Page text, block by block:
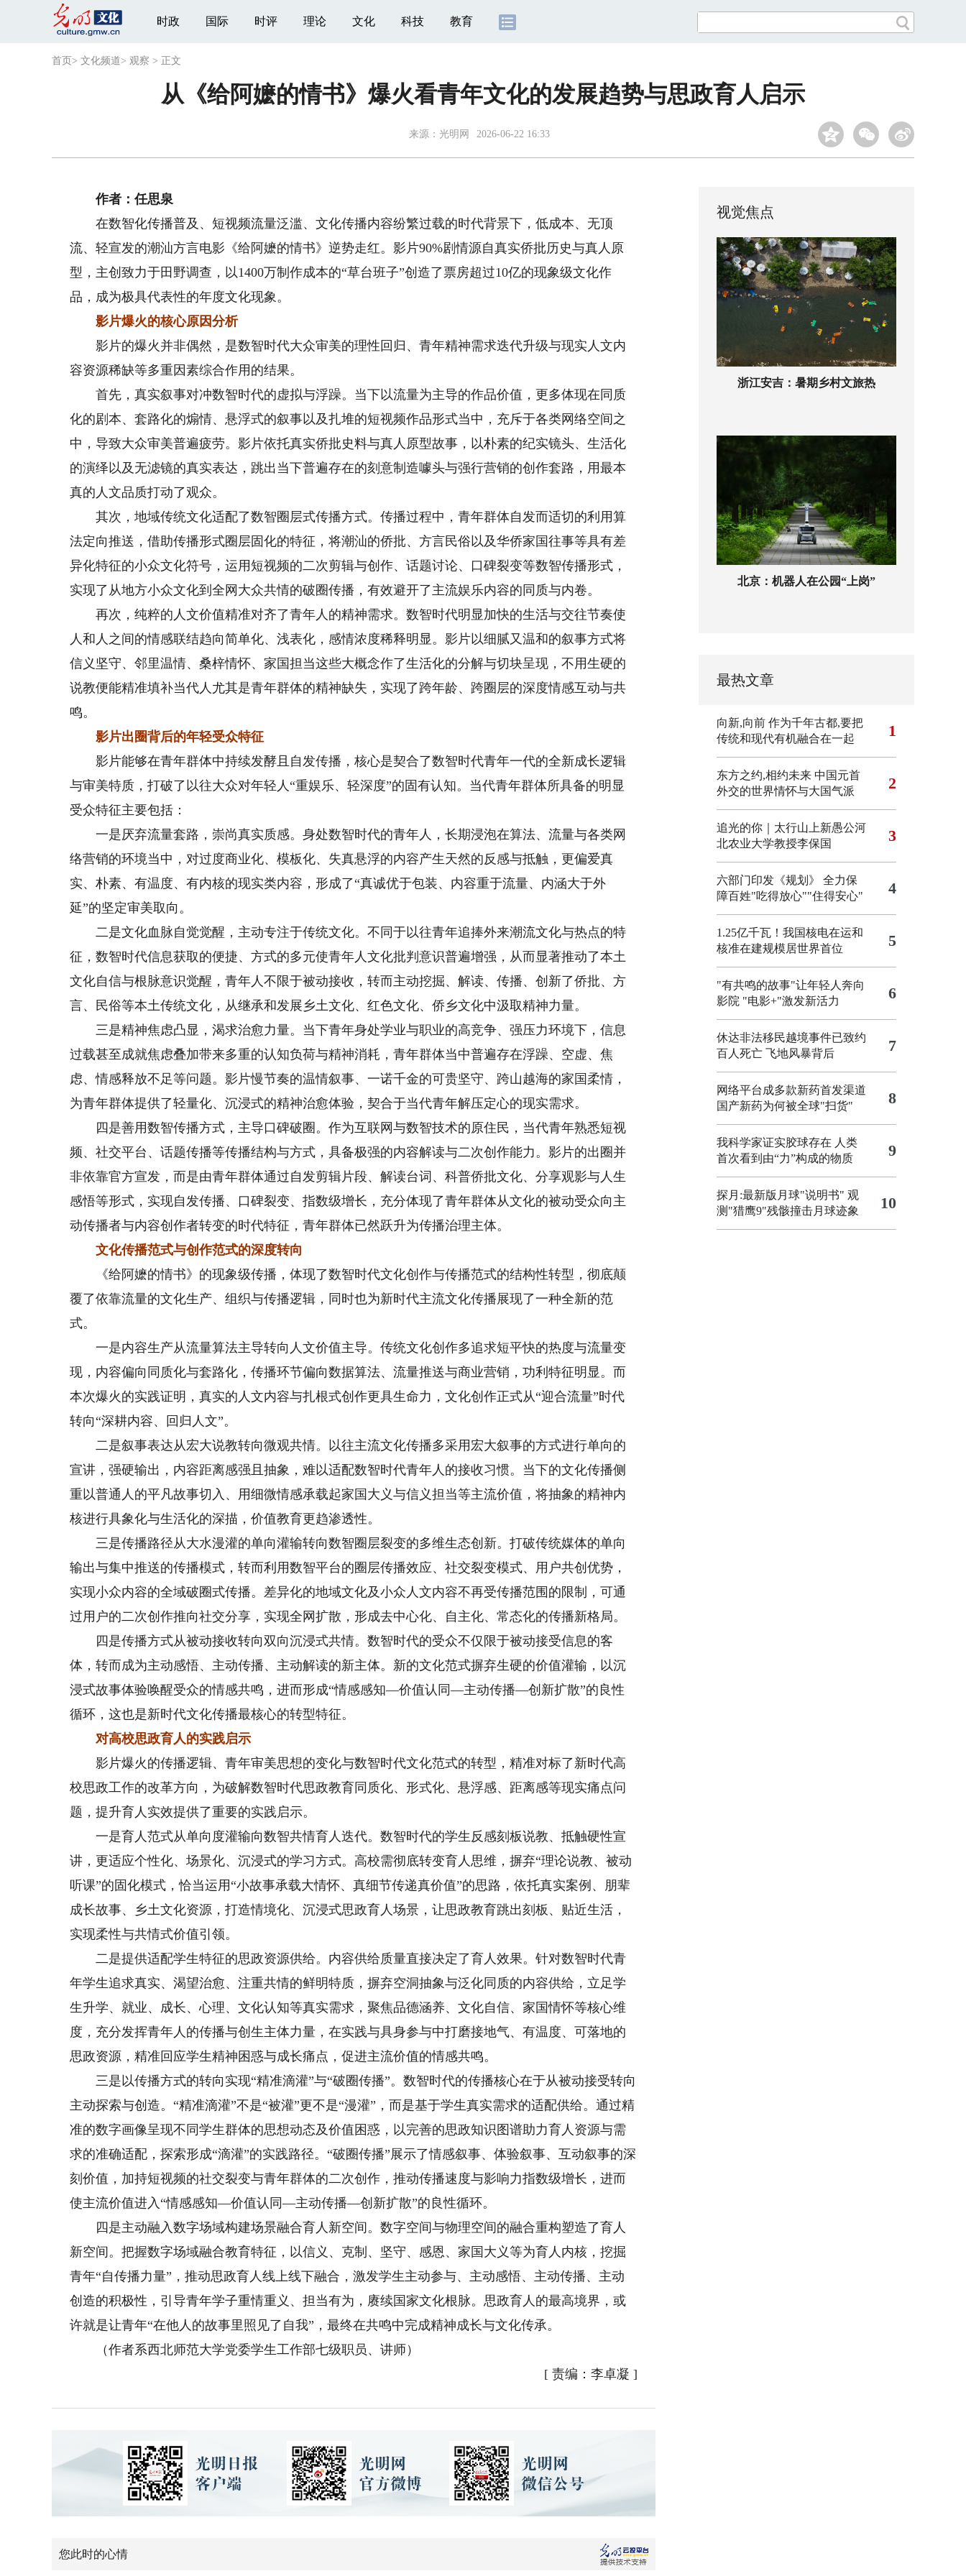
时政 国际 时评 理论 文化 科技 教育
首页 > 文化频道> 观察 > 正文
从《给阿嬷的情书》爆火看青年文化的发展趋势与思政育人启示
来源： 光明网 2026-06-22 16:33
作者：任思泉
在数智化传播普及、短视频流量泛滥、文化传播内容纷繁过载的时代背景下，低成本、无顶
流、轻宣发的潮汕方言电影《给阿嬷的情书》逆势走红。影片90%剧情源自真实侨批历史与真人原
型，主创致力于田野调查，以1400万制作成本的“草台班子”创造了票房超过10亿的现象级文化作
品，成为极具代表性的年度文化现象。
影片爆火的核心原因分析
影片的爆火并非偶然，是数智时代大众审美的理性回归、青年精神需求迭代升级与现实人文内
容资源稀缺等多重因素综合作用的结果。
首先，真实叙事对冲数智时代的虚拟与浮躁。当下以流量为主导的作品价值，更多体现在同质
化的剧本、套路化的煽情、悬浮式的叙事以及扎堆的短视频作品形式当中，充斥于各类网络空间之
中，导致大众审美普遍疲劳。影片依托真实侨批史料与真人原型故事，以朴素的纪实镜头、生活化
的演绎以及无滤镜的真实表达，跳出当下普遍存在的刻意制造噱头与强行营销的创作套路，用最本
真的人文品质打动了观众。
其次，地域传统文化适配了数智圈层式传播方式。传播过程中，青年群体自发而适切的利用算
法定向推送，借助传播形式圈层固化的特征，将潮汕的侨批、方言民俗以及华侨家国往事等具有差
异化特征的小众文化符号，运用短视频的二次剪辑与创作、话题讨论、口碑裂变等数智传播形式，
实现了从地方小众文化到全网大众共情的破圈传播，有效避开了主流娱乐内容的同质与内卷。
再次，纯粹的人文价值精准对齐了青年人的精神需求。数智时代明显加快的生活与交往节奏使
人和人之间的情感联结趋向简单化、浅表化，感情浓度稀释明显。影片以细腻又温和的叙事方式将
信义坚守、邻里温情、桑梓情怀、家国担当这些大概念作了生活化的分解与切块呈现，不用生硬的
说教便能精准填补当代人尤其是青年群体的精神缺失，实现了跨年龄、跨圈层的深度情感互动与共
鸣。
影片出圈背后的年轻受众特征
影片能够在青年群体中持续发酵且自发传播，核心是契合了数智时代青年一代的全新成长逻辑
与审美特质，打破了以往大众对年轻人“重娱乐、轻深度”的固有认知。当代青年群体所具备的明显
受众特征主要包括：
一是厌弃流量套路，崇尚真实质感。身处数智时代的青年人，长期浸泡在算法、流量与各类网
络营销的环境当中，对过度商业化、模板化、失真悬浮的内容产生天然的反感与抵触，更偏爱真
实、朴素、有温度、有内核的现实类内容，形成了“真诚优于包装、内容重于流量、内涵大于外
延”的坚定审美取向。
二是文化血脉自觉觉醒，主动专注于传统文化。不同于以往青年追捧外来潮流文化与热点的特
征，数智时代信息获取的便捷、方式的多元使青年人文化批判意识普遍增强，从而显著推动了本土
文化自信与根脉意识觉醒，青年人不限于被动接收，转而主动挖掘、解读、传播、创新了侨批、方
言、民俗等本土传统文化，从继承和发展乡土文化、红色文化、侨乡文化中汲取精神力量。
三是精神焦虑凸显，渴求治愈力量。当下青年身处学业与职业的高竞争、强压力环境下，信息
过载甚至成就焦虑叠加带来多重的认知负荷与精神消耗，青年群体当中普遍存在浮躁、空虚、焦
虑、情感释放不足等问题。影片慢节奏的温情叙事、一诺千金的可贵坚守、跨山越海的家国柔情，
为青年群体提供了轻量化、沉浸式的精神治愈体验，契合于当代青年解压定心的现实需求。
四是善用数智传播方式，主导口碑破圈。作为互联网与数智技术的原住民，当代青年熟悉短视
频、社交平台、话题传播等传播结构与方式，具备极强的内容解读与二次创作能力。影片的出圈并
非依靠官方宣发，而是由青年群体通过自发剪辑片段、解读台词、科普侨批文化、分享观影与人生
感悟等形式，实现自发传播、口碑裂变、指数级增长，充分体现了青年群体从文化的被动受众向主
动传播者与内容创作者转变的时代特征，青年群体已然跃升为传播治理主体。
文化传播范式与创作范式的深度转向
《给阿嬷的情书》的现象级传播，体现了数智时代文化创作与传播范式的结构性转型，彻底颠
覆了依靠流量的文化生产、组织与传播逻辑，同时也为新时代主流文化传播展现了一种全新的范
式。
一是内容生产从流量算法主导转向人文价值主导。传统文化创作多追求短平快的热度与流量变
现，内容偏向同质化与套路化，传播环节偏向数据算法、流量推送与商业营销，功利特征明显。而
本次爆火的实践证明，真实的人文内容与扎根式创作更具生命力，文化创作正式从“迎合流量”时代
转向“深耕内容、回归人文”。
二是叙事表达从宏大说教转向微观共情。以往主流文化传播多采用宏大叙事的方式进行单向的
宣讲，强硬输出，内容距离感强且抽象，难以适配数智时代青年人的接收习惯。当下的文化传播侧
重以普通人的平凡故事切入、用细微情感承载起家国大义与信义担当等主流价值，将抽象的精神内
核进行具象化与生活化的深描，价值教育更趋渗透性。
三是传播路径从大水漫灌的单向灌输转向数智圈层裂变的多维生态创新。打破传统媒体的单向
输出与集中推送的传播模式，转而利用数智平台的圈层传播效应、社交裂变模式、用户共创优势，
实现小众内容的全域破圈式传播。差异化的地域文化及小众人文内容不再受传播范围的限制，可通
过用户的二次创作推向社交分享，实现全网扩散，形成去中心化、自主化、常态化的传播新格局。
四是传播方式从被动接收转向双向沉浸式共情。数智时代的受众不仅限于被动接受信息的客
体，转而成为主动感悟、主动传播、主动解读的新主体。新的文化范式摒弃生硬的价值灌输，以沉
浸式故事体验唤醒受众的情感共鸣，进而形成“情感感知—价值认同—主动传播—创新扩散”的良性
循环，这也是新时代文化传播最核心的转型特征。
对高校思政育人的实践启示
影片爆火的传播逻辑、青年审美思想的变化与数智时代文化范式的转型，精准对标了新时代高
校思政工作的改革方向，为破解数智时代思政教育同质化、形式化、悬浮感、距离感等现实痛点问
题，提升育人实效提供了重要的实践启示。
一是育人范式从单向度灌输向数智共情育人迭代。数智时代的学生反感刻板说教、抵触硬性宣
讲，更适应个性化、场景化、沉浸式的学习方式。高校需彻底转变育人思维，摒弃“理论说教、被动
听课”的固化模式，恰当运用“小故事承载大情怀、真细节传递真价值”的思路，依托真实案例、朋辈
成长故事、乡土文化资源，打造情境化、沉浸式思政育人场景，让思政教育跳出刻板、贴近生活，
实现柔性与共情式价值引领。
二是提供适配学生特征的思政资源供给。内容供给质量直接决定了育人效果。针对数智时代青
年学生追求真实、渴望治愈、注重共情的鲜明特质，摒弃空洞抽象与泛化同质的内容供给，立足学
生升学、就业、成长、心理、文化认知等真实需求，聚焦品德涵养、文化自信、家国情怀等核心维
度，充分发挥青年人的传播与创生主体力量，在实践与具身参与中打磨接地气、有温度、可落地的
思政资源，精准回应学生精神困惑与成长痛点，促进主流价值的情感共鸣。
三是以传播方式的转向实现“精准滴灌”与“破圈传播”。数智时代的传播核心在于从被动接受转向
主动探索与创造。“精准滴灌”不是“被灌”更不是“漫灌”，而是基于学生真实需求的适配供给。通过精
准的数字画像呈现不同学生群体的思想动态及价值困惑，以完善的思政知识图谱助力育人资源与需
求的准确适配，探索形成“滴灌”的实践路径。“破圈传播”展示了情感叙事、体验叙事、互动叙事的深
刻价值，加持短视频的社交裂变与青年群体的二次创作，推动传播速度与影响力指数级增长，进而
使主流价值进入“情感感知—价值认同—主动传播—创新扩散”的良性循环。
四是主动融入数字场域构建场景融合育人新空间。数字空间与物理空间的融合重构塑造了育人
新空间。把握数字场域融合教育特征，以信义、克制、坚守、感恩、家国大义等为育人内核，挖掘
青年“自传播力量”，推动思政育人线上线下融合，激发学生主动参与、主动感悟、主动传播、主动
创造的积极性，引导青年学子重情重义、担当有为，赓续国家文化根脉。思政育人的最高境界，或
许就是让青年“在他人的故事里照见了自我”，最终在共鸣中完成精神成长与文化传承。
（作者系西北师范大学党委学生工作部七级职员、讲师）
[ 责编：李卓凝 ]
您此时的心情
视觉焦点
浙江安吉：暑期乡村文旅热
北京：机器人在公园“上岗”
最热文章
向新,向前 作为千年古都,要把
传统和现代有机融合在一起
1
东方之约,相约未来 中国元首
外交的世界情怀与大国气派
2
追光的你｜太行山上新愚公河
北农业大学教授李保国
3
六部门印发《规划》 全力保
障百姓"吃得放心""住得安心"
4
1.25亿千瓦！我国核电在运和
核准在建规模居世界首位
5
"有共鸣的故事"让年轻人奔向
影院 "电影+"激发新活力 6
休达非法移民越境事件已致约
百人死亡 飞地风暴背后 7
网络平台成多款新药首发渠道
国产新药为何被全球"扫货"
8
我科学家证实胶球存在 人类
首次看到由“力”构成的物质
9
探月:最新版月球"说明书" 观
测"猎鹰9"残骸撞击月球迹象
10